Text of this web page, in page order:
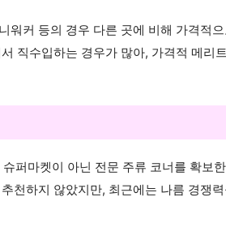
워커 등의 경우 다른 곳에 비해 가격적
직수입하는 경우가 많아, 가격적 메리
퍼마켓이 아닌 전문 주류 코너를 확보
천하지 않았지만, 최근에는 나름 경쟁